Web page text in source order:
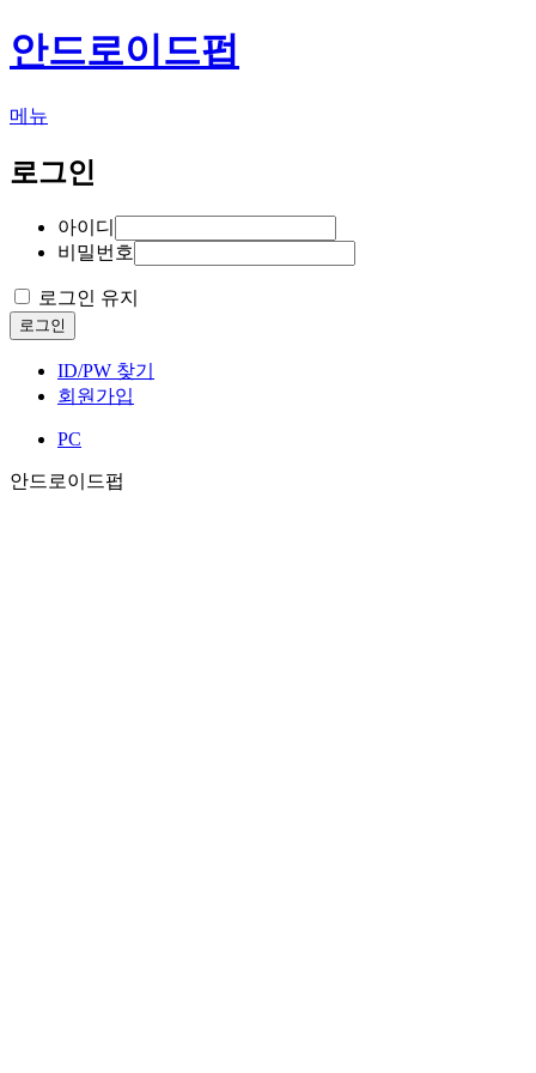
안드로이드펍
메뉴
로그인
아이디
비밀번호
로그인 유지
로그인
ID/PW 찾기
회원가입
PC
안드로이드펍